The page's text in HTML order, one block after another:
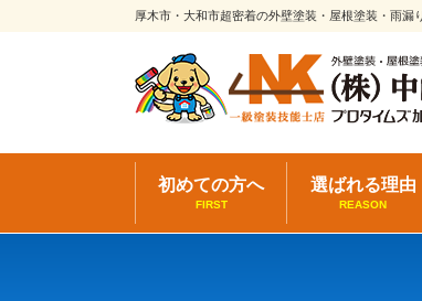
厚木市・大和市超密着の外壁塗装・屋根塗装・雨漏
初めての方へ
FIRST
選ばれる理由
REASON